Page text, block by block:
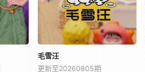
毛雪汪
更新至20260805期